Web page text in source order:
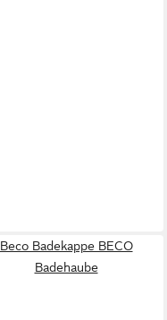
Beco Badekappe BECO
Badehaube